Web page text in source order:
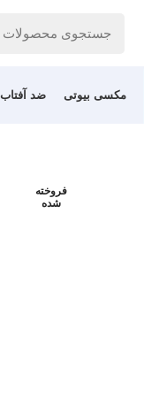
مکسی بیوتی ضد آفتاب
فروخته
شده